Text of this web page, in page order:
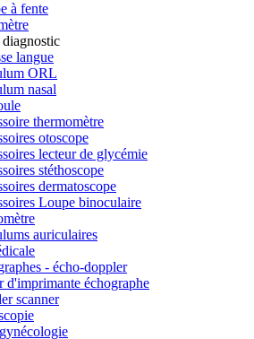
à fente
diagnostic
langue
ORL
nasal
thermomètre
otoscope
lecteur de glycémie
stéthoscope
dermatoscope
Loupe binoculaire
auriculaires
- écho-doppler
d'imprimante échographe
scanner